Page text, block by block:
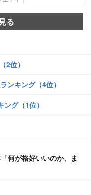
る
2位）
ンキング（4位）
グ（1位）
何が格好いいのか、ま